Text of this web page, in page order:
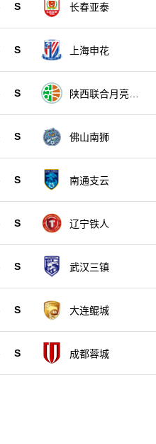
S 长春亚泰
S 上海申花
S
陕西联合月亮泊
S 佛山南狮
S 南通支云
S 辽宁铁人
S 武汉三镇
S 大连鲲城
S 成都蓉城